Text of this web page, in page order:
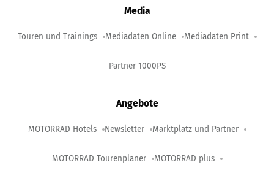
Media
Touren und Trainings Mediadaten Online Mediadaten Print
Partner 1000PS
Angebote
MOTORRAD Hotels Newsletter Marktplatz und Partner
MOTORRAD Tourenplaner MOTORRAD plus